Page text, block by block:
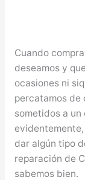
Cuando
deseamos y
ocasiones ni
percatamos de
sometidos a un
dar algún tipo
reparación de
sabemos bien.